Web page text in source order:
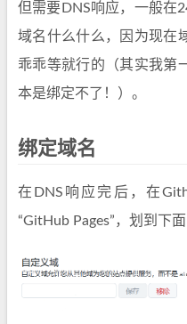
但需要DNS响应，一般在
域名什么什么，因为现在
乖乖等就行的（其实我第
本是绑定不了！）。
绑定域名
在DNS响应完后，在
“GitHub Pages”，划到下